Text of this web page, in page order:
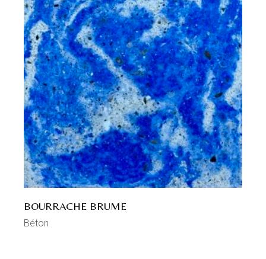
BOURRACHE BRUME
Béton